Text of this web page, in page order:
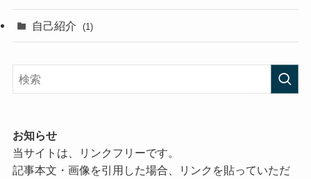
自己紹介 (1)
お知らせ
当サイトは、リンクフリーです。
記事本文・画像を引用した場合、リンクを貼っていただ